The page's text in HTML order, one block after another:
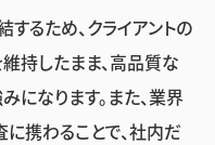
るため、クライアントの
持したまま、高品質な
なります。また、業界
携わることで、社内だ